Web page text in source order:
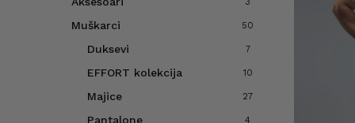
Muškarci 50
Duksevi 7
EFFORT kolekcija 10
Majice 27
Pantalone 4